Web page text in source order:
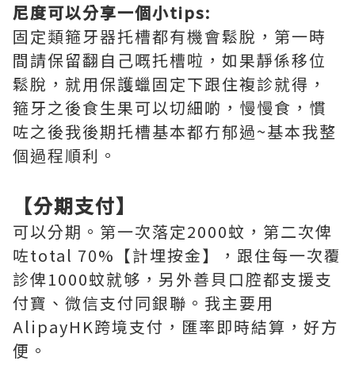
尼度可以分享一個小tips:
固定類箍牙器托槽都有機會鬆脫，第一時
間請保留翻自己嘅托槽啦，如果靜係移位
鬆脫，就用保護蠟固定下跟住複診就得，
箍牙之後食生果可以切細啲，慢慢食，慣
咗之後我後期托槽基本都冇郁過~基本我整
個過程順利。
【分期支付】
可以分期。第一次落定2000蚊，第二次俾
咗total 70%【計埋按金】，跟住每一次覆
診俾1000蚊就够，另外善貝口腔都支援支
付寶、微信支付同銀聯。我主要用
AlipayHK跨境支付，匯率即時結算，好方
便。